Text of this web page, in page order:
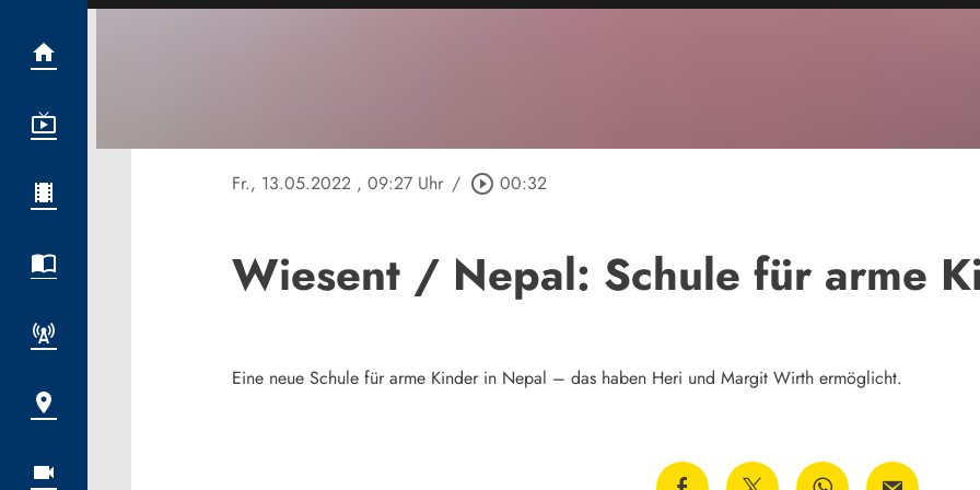
Fr., 13.05.2022 , 09:27 Uhr / play_circle_outline 00:32
Wiesent / Nepal: Schule für arme
Eine neue Schule für arme Kinder in Nepal – das haben Heri und Margit Wirth ermöglicht.